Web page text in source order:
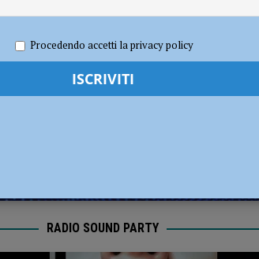
la situazione nella provincia di Piacenza”
FG Attualità
RADIO SOUND PARTY
Procedendo accetti la privacy policy